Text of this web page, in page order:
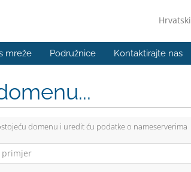
Hrvatski
mreže Podružnice Kontaktirajte nas
domenu i uredit ću podatke o nameserverima